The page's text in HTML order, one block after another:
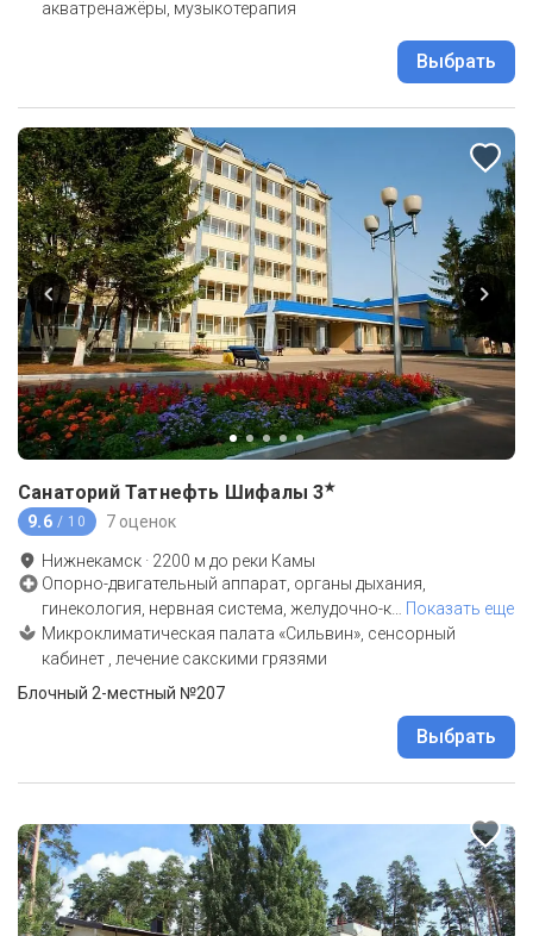
акватренажёры, музыкотерапия
Выбрать
Санаторий Татнефть Шифалы 3★
9.6 / 10 7 оценок
Нижнекамск · 2200 м до реки Камы
Опорно-двигательный аппарат, органы дыхания,
гинекология, нервная система, желудочно-к
Показать еще
Микроклиматическая палата «Сильвин», сенсорный
кабинет , лечение сакскими грязями
Блочный 2-местный №207
Выбрать